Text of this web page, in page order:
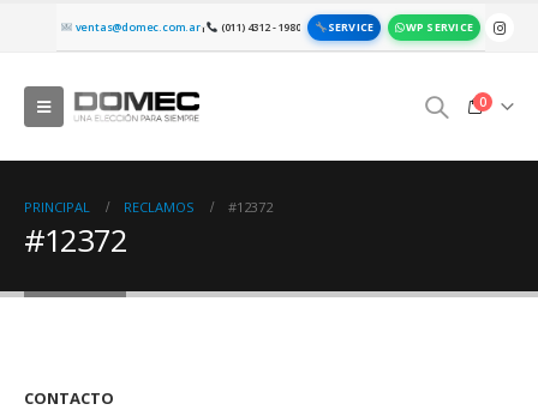
ventas@domec.com.ar| (011) 4312 - 1980 SERVICE WP SERVICE
0
PRINCIPAL RECLAMOS #12372
#12372
CONTACTO